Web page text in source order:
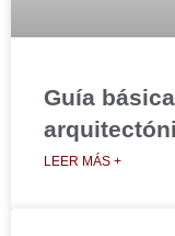
Guía
LEER MÁS +